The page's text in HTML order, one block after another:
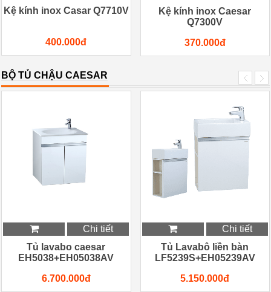
Kệ kính inox Casar Q7710V
400.000đ
Kệ kính inox Caesar
Q7300V
370.000đ
BỘ TỦ CHẬU CAESAR
Chi tiết
Tủ lavabo caesar
EH5038+EH05038AV
6.700.000đ
Chi tiết
Tủ Lavabô liền bàn
LF5239S+EH05239AV
5.150.000đ